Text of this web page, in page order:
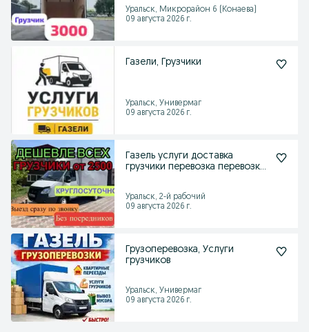
Уральск, Микрорайон 6 (Конаева)
09 августа 2026 г.
Газели, Грузчики
Уральск, Универмаг
09 августа 2026 г.
Газель услуги доставка
грузчики перевозка перевозки
Уральск, 2-й рабочий
09 августа 2026 г.
Грузоперевозка, Услуги
грузчиков
Уральск, Универмаг
09 августа 2026 г.